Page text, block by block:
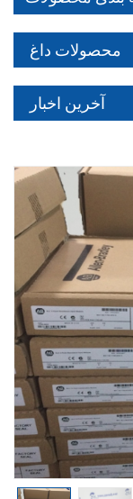
محصولات داغ
آخرین اخبار